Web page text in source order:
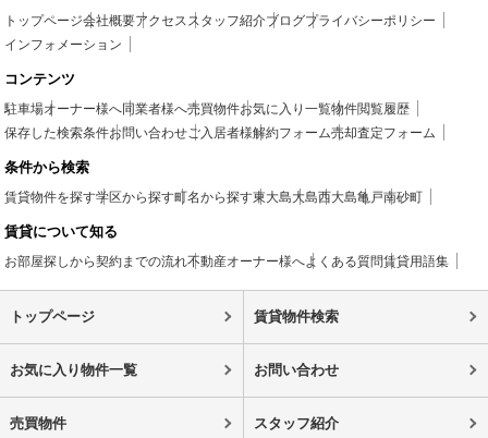
トップページ会社概要アクセス スタッフ紹介ブログプライバシーポリシー
インフォメーション
コンテンツ
駐車場オーナー様へ同業者様へ売買物件お気に入り一覧物件閲覧履歴
保存した検索条件お問い合わせご入居者様解約フォーム売却査定フォーム
条件から検索
賃貸物件を探す学区から探す町名から探す東大島大島西大島亀戸南砂町
賃貸について知る
お部屋探しから契約までの流れ不動産オーナー様へよくある質問賃貸用語集
トップページ 賃貸物件検索
お気に入り物件一覧 お問い合わせ
売買物件 スタッフ紹介